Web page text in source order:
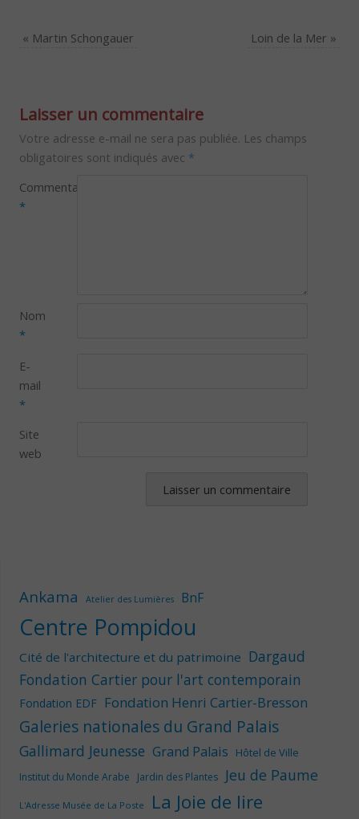
« Martin Schongauer Loin de la Mer »
Laisser un commentaire
Votre adresse e-mail ne sera pas publiée. Les champs
obligatoires sont indiqués avec *
Commentaire
*
Nom
*
E-
mail
*
Site
web
Ankama Atelier des Lumières BnF
Centre Pompidou
Cité de l'architecture et du patrimoine Dargaud
Fondation Cartier pour l'art contemporain
Fondation EDF Fondation Henri Cartier-Bresson
Galeries nationales du Grand Palais
Gallimard Jeunesse Grand Palais Hôtel de Ville
Institut du Monde Arabe Jardin des Plantes Jeu de Paume
L'Adresse Musée de La Poste La Joie de lire